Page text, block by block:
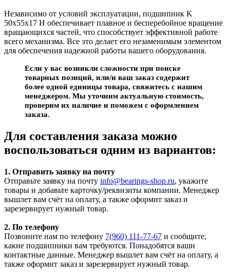
Независимо от условий эксплуатации, подшипник K
50x55x17 H обеспечивает плавное и бесперебойное вращение
вращающихся частей, что способствует эффективной работе
всего механизма. Все это делает его незаменимым элементом
для обеспечения надежной работы вашего оборудования.
Если у вас возникли сложности при поиске
товарных позиций, или/и ваш заказ содержит
более одной единицы товара, свяжитесь с нашим
менеджером. Мы уточним актуальную стоимость,
проверим их наличие и поможем с оформлением
заказа.
Для составления заказа можно
воспользоваться одним из вариантов:
1. Отправить заявку на почту
Отправьте заявку на почту info@bearings-shop.ru, укажите
товары и добавьте карточку/реквизиты компании. Менеджер
вышлет вам счёт на оплату, а также оформит заказ и
зарезервирует нужный товар.
2. По телефону
Позвоните нам по телефону 7(960) 111-77-67 и сообщите,
какие подшипники вам требуются. Понадобятся ваши
контактные данные. Менеджер вышлет вам счёт на оплату, а
также оформит заказ и зарезервирует нужный товар.